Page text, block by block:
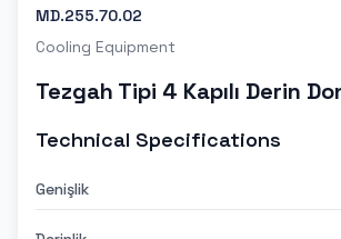
MD.255.70.02
Cooling Equipment
Tezgah Tipi 4 Kapılı Derin
Technical Specifications
Genişlik